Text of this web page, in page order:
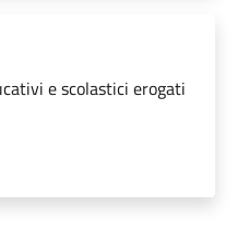
e scolastici erogati